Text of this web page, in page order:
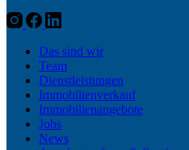
Das sind wir
Team
Dienstleistungen
Immobilienverkauf
Immobilienangebote
Jobs
News